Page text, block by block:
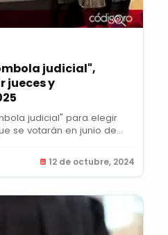
judicial",
jueces y
judicial" para elegir
se votarán en junio de...
12 de octubre, 2024